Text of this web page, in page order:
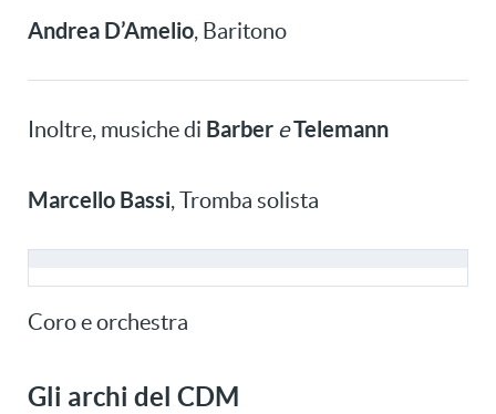
Andrea D’Amelio, Baritono
Inoltre, musiche di Barber eTelemann
Marcello Bassi, Tromba solista
Coro e orchestra
Gli archi del CDM